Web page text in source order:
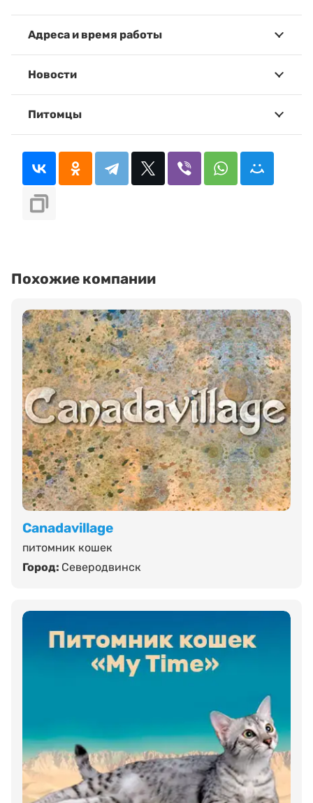
Адреса и время работы
Новости
Питомцы
Похожие компании
Canadavillage
питомник кошек
Город: Северодвинск